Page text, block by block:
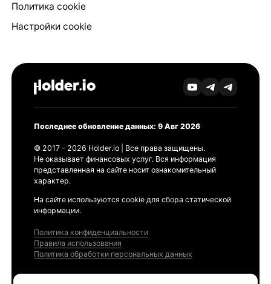
Политика cookie
Настройки cookie
Последнее обновление данных: 9 Авг 2026
© 2017 - 2026 Holder.io | Все права защищены.
Не оказывает финансовых услуг. Вся информация
представленная на сайте носит ознакомительный
характер.
На сайте используются cookie для сбора статической
информации.
Политика конфиденциальности
Правила использования
Политика обработки персональных данных